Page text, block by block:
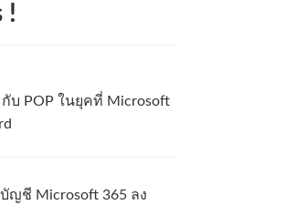
!
กับ POP ในยุคที่ Microsoft
ญชี Microsoft 365 ลง